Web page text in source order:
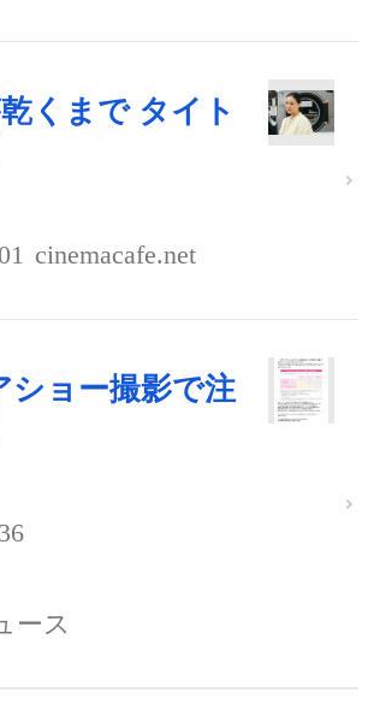
くまで タイト
cinemacafe.net
ショー撮影で注
ース